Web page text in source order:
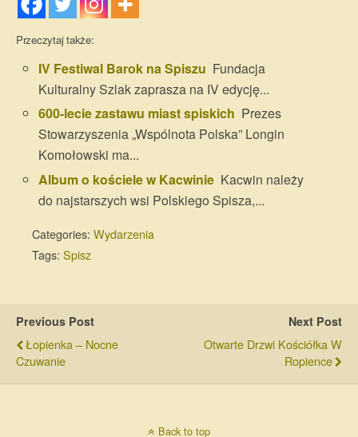
Przeczytaj także:
IV Festiwal Barok na Spiszu Fundacja
Kulturalny Szlak zaprasza na IV edycję...
600-lecie zastawu miast spiskich Prezes
Stowarzyszenia „Wspólnota Polska” Longin
Komołowski ma...
Album o kościele w Kacwinie Kacwin należy
do najstarszych wsi Polskiego Spisza,...
Categories: Wydarzenia
Tags: Spisz
Previous Post
Łopienka – Nocne
Czuwanie
Next Post
Otwarte Drzwi Kościółka W
Ropience
Back to top